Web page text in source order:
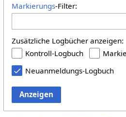
Markierungs-Filter:
Zusätzliche Logbücher anzeigen:
Kontroll-Logbuch
Neuanmeldungs-Logbuch
Anzeigen